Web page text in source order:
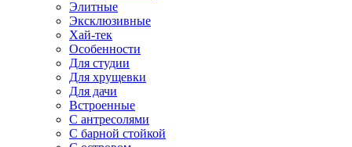
Элитные
Эксклюзивные
Хай-тек
Особенности
Для студии
Для хрущевки
Для дачи
Встроенные
С антресолями
С барной стойкой